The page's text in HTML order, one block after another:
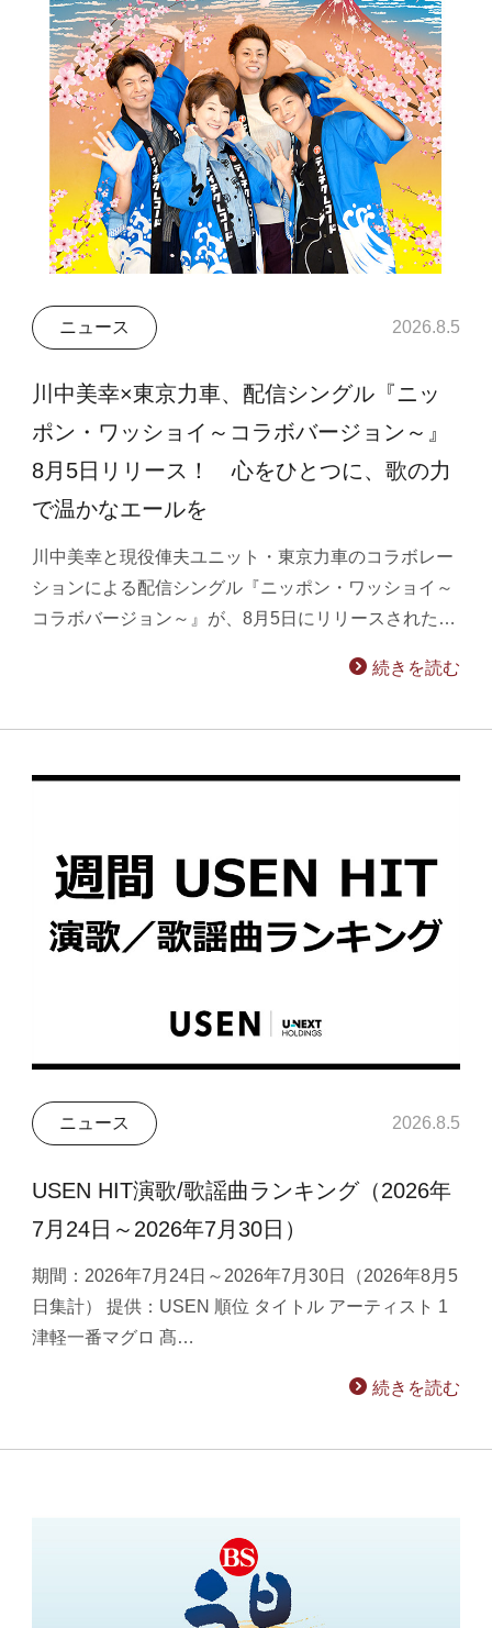
ニュース 2026.8.5
川中美幸×東京力車、配信シングル『ニッ
ポン・ワッショイ～コラボバージョン～』
8月5日リリース！ 心をひとつに、歌の力
で温かなエールを
川中美幸と現役俥夫ユニット・東京力車のコラボレー
ションによる配信シングル『ニッポン・ワッショイ～
コラボバージョン～』が、8月5日にリリースされた…
続きを読む
ニュース 2026.8.5
USEN HIT演歌/歌謡曲ランキング（2026年
7月24日～2026年7月30日）
期間：2026年7月24日～2026年7月30日（2026年8月5
日集計） 提供：USEN 順位 タイトル アーティスト 1
津軽一番マグロ 髙…
続きを読む